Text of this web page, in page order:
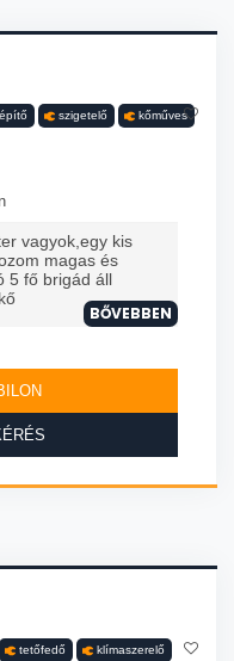
szigetelő kőműves
vagyok,egy kis
magas és
5 fő brigád áll
BŐVEBBEN
tetőfedő klímaszerelő